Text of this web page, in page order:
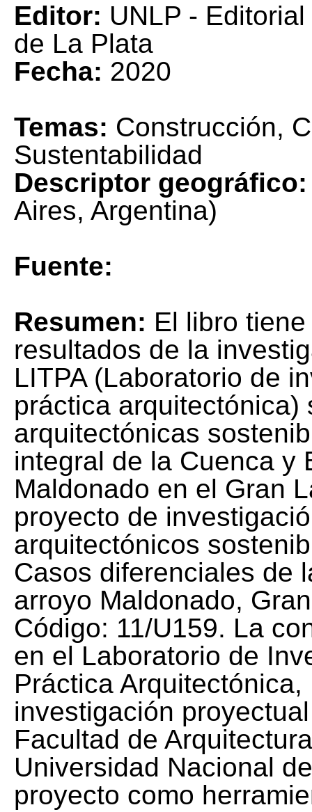
Editor: UNLP -
de La Plata
Fecha: 2020
Temas: Construcción,
Sustentabilidad
Descriptor geográfico:
Aires, Argentina)
Fuente:
Resumen: El libro
resultados de la
LITPA (Laboratorio de
práctica
arquitectónicas
integral de la Cuenca y
Maldonado en el Gran
proyecto de
arquitectónicos
Casos diferenciales de
arroyo Maldonado,
Código: 11/U159. La
en el Laboratorio de
Práctica
investigación
Facultad de
Universidad Nacional
proyecto como